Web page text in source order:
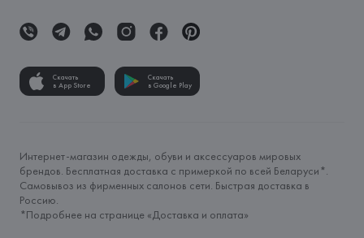
Скачать
в App Store
Скачать
в Google Play
Интернет-магазин одежды, обуви и аксессуаров мировых
брендов. Бесплатная доставка с примеркой по всей Беларуси*.
Самовывоз из фирменных салонов сети. Быстрая доставка в
Россию.
*Подробнее на странице «Доставка и оплата»